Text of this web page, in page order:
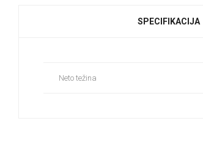
SPECIFIKACIJA
Neto težina